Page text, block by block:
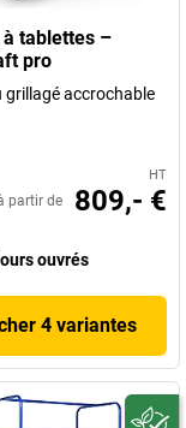
tablettes –
pro
grillagé accrochable
HT
partir de 809,- €
ouvrés
4 variantes